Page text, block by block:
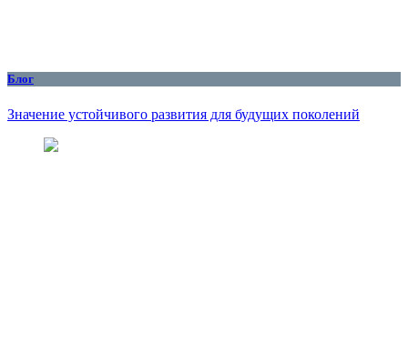
Блог
Значение устойчивого развития для будущих поколений